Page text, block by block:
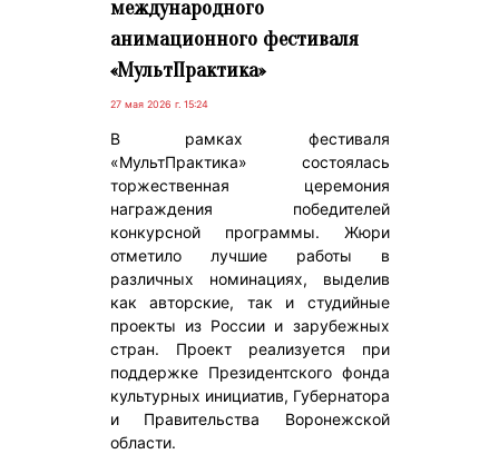
международного
анимационного фестиваля
«МультПрактика»
27 мая 2026 г. 15:24
В рамках фестиваля
«МультПрактика» состоялась
торжественная церемония
награждения победителей
конкурсной программы. Жюри
отметило лучшие работы в
различных номинациях, выделив
как авторские, так и студийные
проекты из России и зарубежных
стран. Проект реализуется при
поддержке Президентского фонда
культурных инициатив, Губернатора
и Правительства Воронежской
области.